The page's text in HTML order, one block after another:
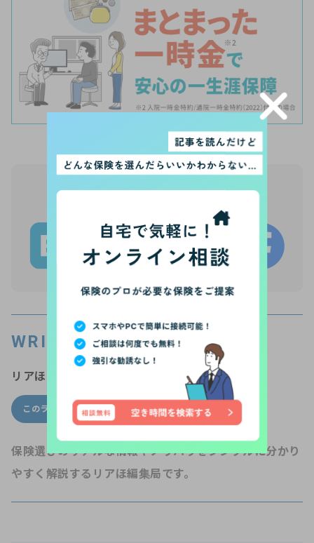
【PR】
WRITER’S PROFILE
リアほMAGAZINE編集局
このライターの他の記事 ライター一覧
保険選びのリアルな情報やノウハウをシンプルに分かり
やすく解説するリアほ編集局です。